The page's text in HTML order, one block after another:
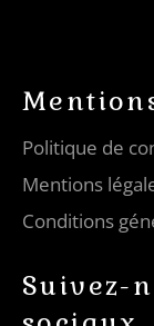
Politique de
Mentions
Conditions
Suivez-